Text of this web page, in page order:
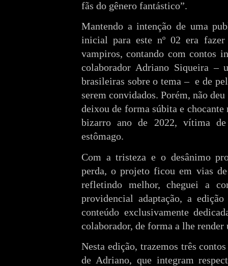
fãs do gênero fantástico”.
Mantendo a intenção de uma
inicial para este nº 02 era fazer
vampiros, contando com contos
colaborador Adriano Siqueira –
brasileiras sobre o tema – e de
serem convidados. Porém, não
deixou de forma súbita e chocante
bizarro ano de 2022, vítima
estômago.
Com a tristeza e o desânimo
perda, o projeto ficou em vias de
refletindo melhor, cheguei a
providencial adaptação, a
conteúdo exclusivamente
colaborador, de forma a lhe render
Nesta edição, trazemos três
de Adriano, que integram